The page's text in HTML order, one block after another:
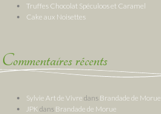
Truffes Chocolat Spéculoos et Caramel
Cake aux Noisettes
Commentaires récents
Sylvie Art de Vivre dans Brandade de Morue
JPK dans Brandade de Morue